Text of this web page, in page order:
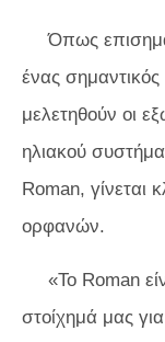
Όπως
ένας
μελετηθούν οι
ηλιακού
Roman, γίνεται
ορφανών.
«Το Roman
στοίχημά μας